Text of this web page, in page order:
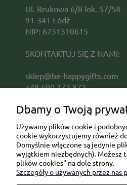
Ul. Brukowa 6/8 lok. 57/58
91-341 Łódź
NIP: 6751510615
SKONTAKTUJ SIĘ Z NAMI:
sklep@be-happygifts.com
+48 690 172 872
Dbamy o Twoją
Używamy plików cookie i
cookie wykorzystujemy również
Domyślnie włączone są jedynie
wyjątkiem niezbędnych). Możesz
plików cookies" na dole strony.
Szczegóły o używanych przez